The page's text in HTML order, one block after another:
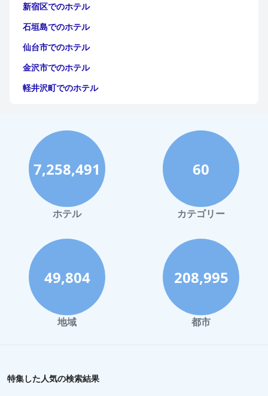
新宿区でのホテル
石垣島でのホテル
仙台市でのホテル
金沢市でのホテル
軽井沢町でのホテル
神戸市でのホテル
宮古島でのホテル
函館市でのホテル
ハワイイでのホテル
鎌倉市でのホテル
奈良市でのホテル
長野市でのホテル
大分市でのホテル
宮島でのホテル
秋田県でのホテル
7,258,491
ホテル
60
カテゴリー
49,804
地域
208,995
都市
特集した人気の検索結果